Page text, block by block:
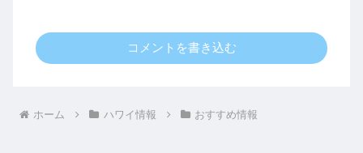
コメントを書き込む
ホーム ハワイ情報 おすすめ情報